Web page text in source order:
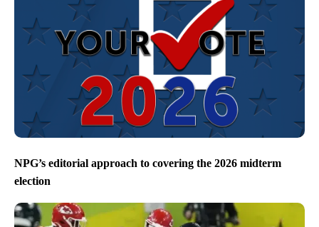
NPG’s editorial approach to covering the 2026 midterm
election